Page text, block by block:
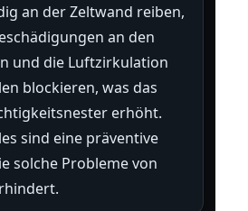
an der Zeltwand reiben,
an den
und die Luftzirkulation
blockieren, was das
erhöht.
sind eine präventive
solche Probleme von